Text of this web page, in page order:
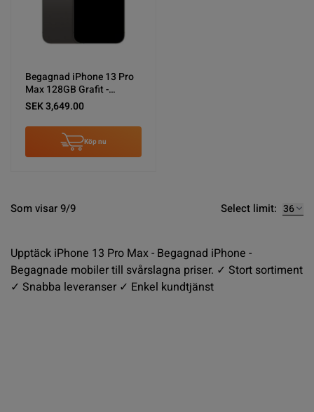
Begagnad iPhone 13 Pro
Max 128GB Grafit -
Använt skick
SEK 3,649.00
Köp nu
Som visar 9/9 Select limit:
Upptäck iPhone 13 Pro Max - Begagnad iPhone -
Begagnade mobiler till svårslagna priser. ✓ Stort sortiment
✓ Snabba leveranser ✓ Enkel kundtjänst